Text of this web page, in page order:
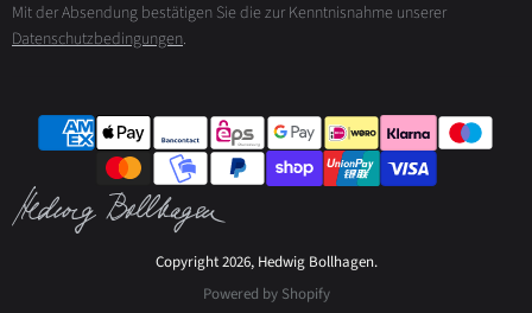
Mit der Absendung bestätigen Sie die zur Kenntnisnahme unserer
Datenschutzbedingungen.
Copyright 2026, Hedwig Bollhagen.
Powered by Shopify